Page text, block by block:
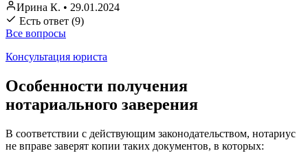
Ирина К. • 29.01.2024
Есть ответ (9)
Все вопросы
Консультация юриста
Особенности получения
нотариального заверения
В соответствии с действующим законодательством, нотариус
не вправе заверят копии таких документов, в которых: